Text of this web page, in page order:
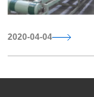
2020-04-04